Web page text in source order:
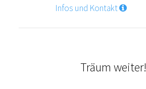
Infos und Kontakt
Träum weiter!